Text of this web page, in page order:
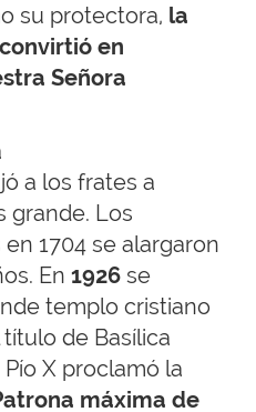
su protectora, la
en
Señora
a los frates a
grande. Los
1704 se alargaron
En 1926 se
templo cristiano
de Basílica
Pío X proclamó la
máxima de